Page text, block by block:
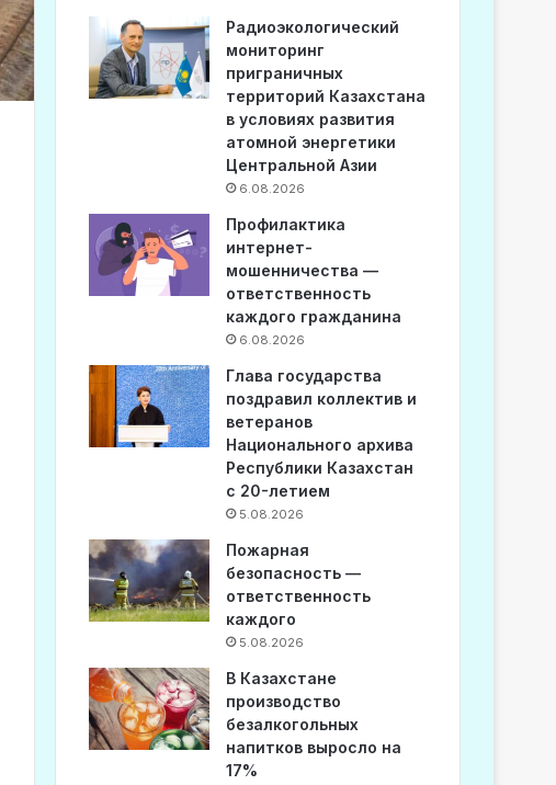
Радиоэкологический
мониторинг
приграничных
территорий Казахстана
в условиях развития
атомной энергетики
Центральной Азии
6.08.2026
Профилактика
интернет-
мошенничества —
ответственность
каждого гражданина
6.08.2026
Глава государства
поздравил коллектив и
ветеранов
Национального архива
Республики Казахстан
с 20-летием
5.08.2026
Пожарная
безопасность —
ответственность
каждого
5.08.2026
В Казахстане
производство
безалкогольных
напитков выросло на
17%